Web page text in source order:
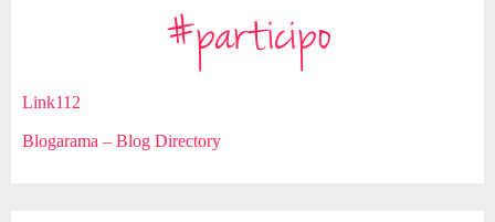
#participo
Link112
Blogarama – Blog Directory